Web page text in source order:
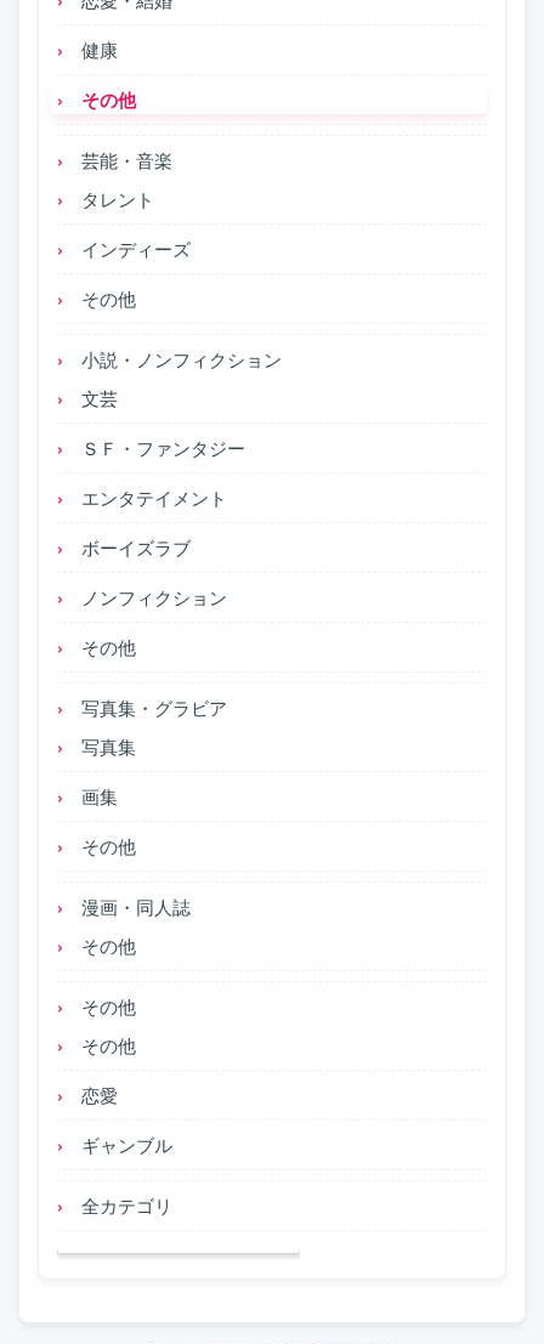
健康
その他
芸能・音楽
タレント
インディーズ
その他
小説・ノンフィクション
文芸
ＳＦ・ファンタジー
エンタテイメント
ボーイズラブ
ノンフィクション
その他
写真集・グラビア
写真集
画集
その他
漫画・同人誌
その他
その他
その他
恋愛
ギャンブル
全カテゴリ